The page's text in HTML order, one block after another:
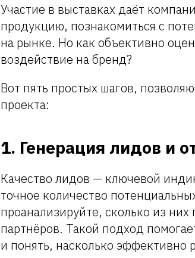
Участие в выставках даёт
продукцию, познакомиться с
на рынке. Но как объективно
воздействие на бренд?
Вот пять простых шагов,
проекта:
1. Генерация лидов и
Качество лидов — ключевой
точное количество
проанализируйте, сколько из
партнёров. Такой подход
и понять, насколько эффективно